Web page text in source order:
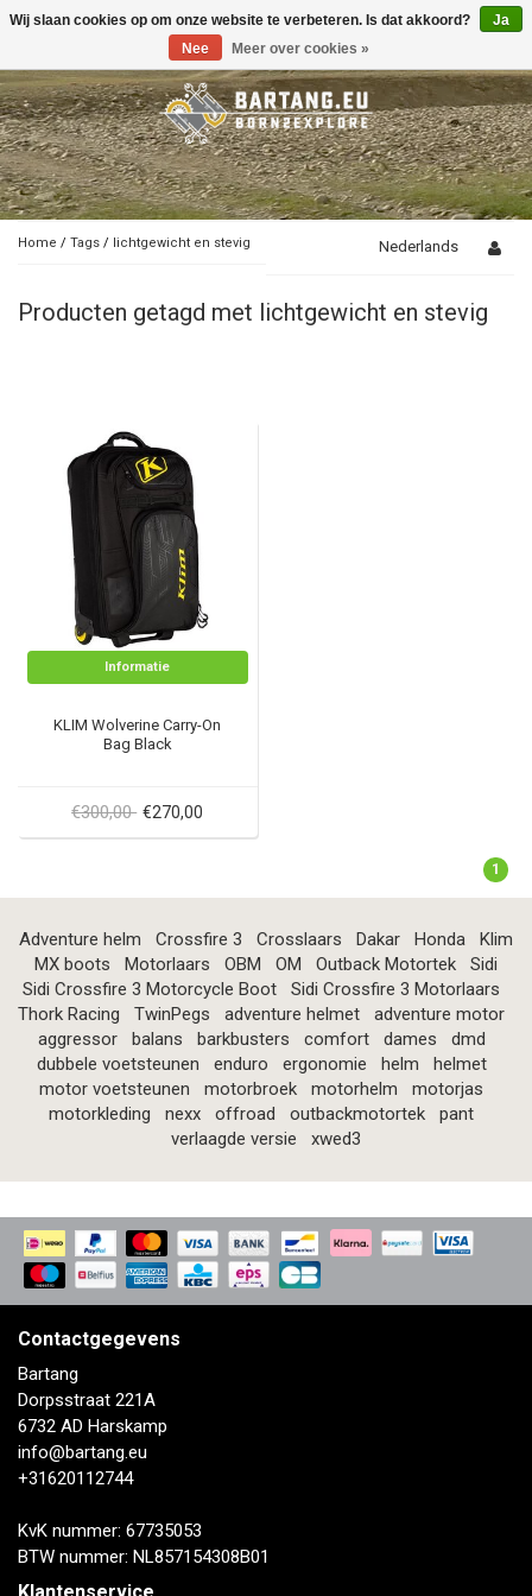
Toggle
Home / Tags / lichtgewicht en stevig Nederlands
Producten getagd met lichtgewicht en stevig
Informatie
KLIM Wolverine Carry-On
Bag Black
€300,00 €270,00
1
Adventure helm Crossfire 3 Crosslaars Dakar Honda
Klim
MX boots
Motorlaars OBM OM Outback Motortek
Sidi
Sidi Crossfire 3 Motorcycle Boot
Sidi Crossfire 3 Motorlaars
Thork Racing
TwinPegs adventure helmet
adventure motor
aggressor
balans barkbusters comfort dames
dmd
dubbele voetsteunen
enduro ergonomie helm
helmet
motor voetsteunen
motorbroek motorhelm
motorjas
motorkleding
nexx offroad outbackmotortek
pant
verlaagde versie
xwed3
Contactgegevens
Bartang
Dorpsstraat 221A
6732 AD Harskamp
info@bartang.eu
+31620112744
KvK nummer: 67735053
BTW nummer: NL857154308B01
Wij slaan cookies op om onze website te verbeteren. Is dat akkoord?
Ja
Nee
Meer over cookies »